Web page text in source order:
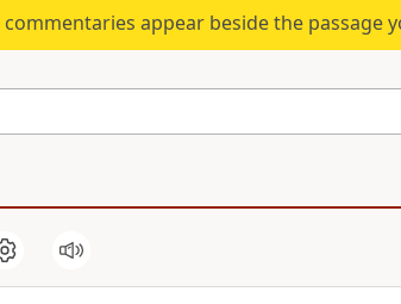
commentaries appear beside the passage